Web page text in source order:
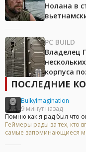
Нолана в
PC BUILD
Владелец
корпуса
ПОСЛЕДНИЕ
BulkyImagination
9 минут назад
Помню как я рад был что
Геймеры рады за тех, кто
самые запоминающиеся